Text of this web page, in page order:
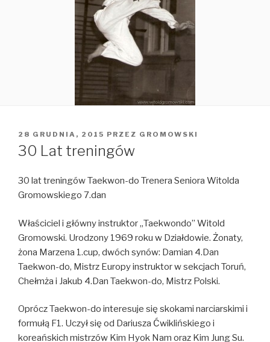
OPUBLIKOWANE
W
28 GRUDNIA, 2015 PRZEZ GROMOWSKI
30 Lat treningów
30 lat treningów Taekwon-do Trenera Seniora Witolda
Gromowskiego 7.dan
Właściciel i główny instruktor „Taekwondo” Witold
Gromowski. Urodzony 1969 roku w Działdowie. Żonaty,
żona Marzena 1.cup, dwóch synów: Damian 4.Dan
Taekwon-do, Mistrz Europy instruktor w sekcjach Toruń,
Chełmża i Jakub 4.Dan Taekwon-do, Mistrz Polski.
Oprócz Taekwon-do interesuje się skokami narciarskimi i
formułą F1. Uczył się od Dariusza Ćwiklińskiego i
koreańskich mistrzów Kim Hyok Nam oraz Kim Jung Su.